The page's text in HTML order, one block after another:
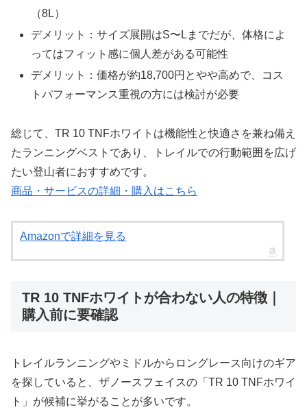
（8L）
デメリット：サイズ展開はS〜Lまでだが、体格によ
ってはフィット感に個人差がある可能性
デメリット：価格が約18,700円とやや高めで、コス
トパフォーマンス重視の方には検討が必要
総じて、TR 10 TNFホワイトは機能性と快適さを兼ね備え
たランニングベストであり、トレイルでの行動範囲を広げ
たい登山者におすすめです。
商品・サービスの詳細・購入はこちら
Amazonで詳細を見る
TR 10 TNFホワイトが合わない人の特徴｜
購入前に要確認
トレイルランニングやミドルからロングレース向けのギア
を探していると、ザノースフェイスの「TR 10 TNFホワイ
ト」が候補に挙がることが多いです。